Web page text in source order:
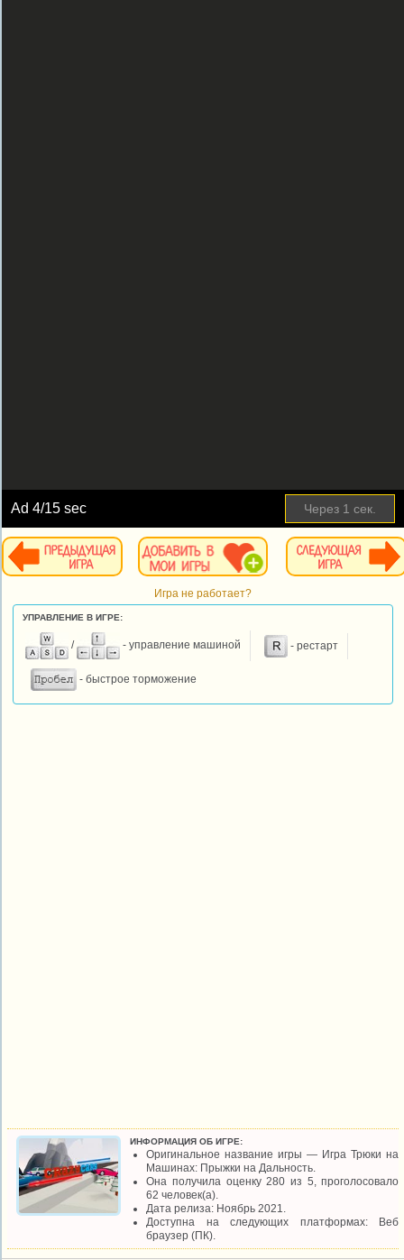
Ad4/15 sec Через 1 сек.
Игра не работает?
УПРАВЛЕНИЕ В ИГРЕ:
/ - управление машиной - рестарт
- быстрое торможение
ИНФОРМАЦИЯ ОБ ИГРЕ:
Оригинальное название игры — Игра Трюки на
Машинах: Прыжки на Дальность.
Она получила оценку 280 из 5, проголосовало
62 человек(а).
Дата релиза: Ноябрь 2021.
Доступна на следующих платформах: Веб
браузер (ПК).